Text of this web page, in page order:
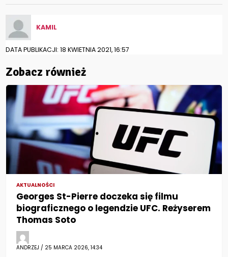
KAMIL
DATA PUBLIKACJI: 18 KWIETNIA 2021, 16:57
Zobacz również
AKTUALNOŚCI
Georges St-Pierre doczeka się filmu
biograficznego o legendzie UFC. Reżyserem
Thomas Soto
ANDRZEJ / 25 MARCA 2026, 14:34